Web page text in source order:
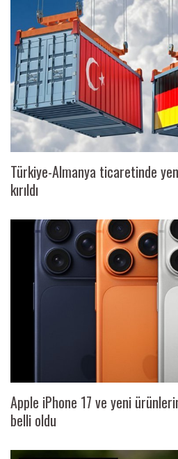
Türkiye-Almanya ticaretinde
kırıldı
Apple iPhone 17 ve yeni
belli oldu